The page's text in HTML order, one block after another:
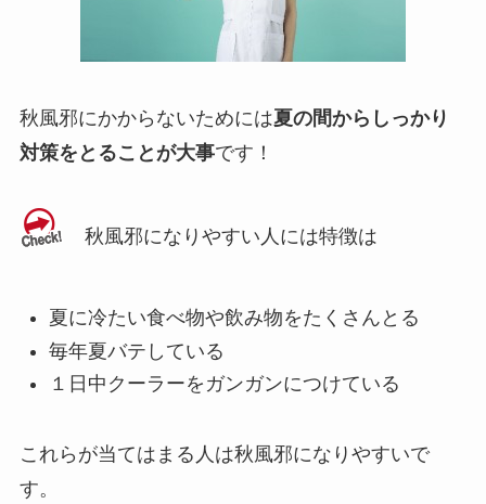
秋風邪にかからないためには夏の間からしっかり
対策をとることが大事です！
秋風邪になりやすい人には特徴は
夏に冷たい食べ物や飲み物をたくさんとる
毎年夏バテしている
１日中クーラーをガンガンにつけている
これらが当てはまる人は秋風邪になりやすいで
す。